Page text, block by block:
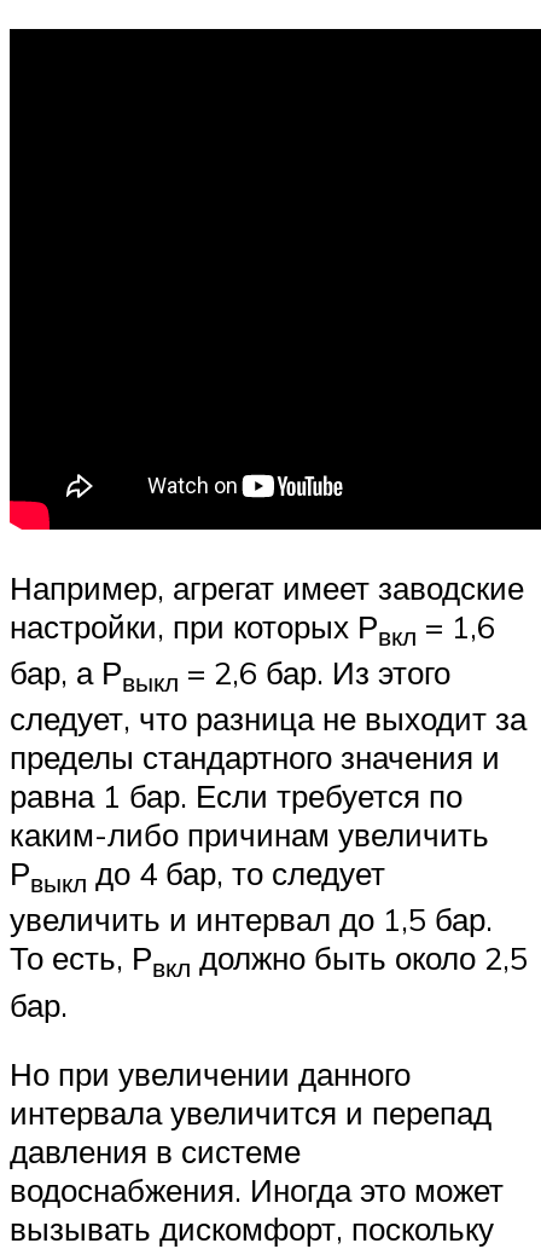
Например, агрегат имеет заводские
настройки, при которых Рвкл = 1,6
бар, а Рвыкл = 2,6 бар. Из этого
следует, что разница не выходит за
пределы стандартного значения и
равна 1 бар. Если требуется по
каким-либо причинам увеличить
Рвыкл до 4 бар, то следует
увеличить и интервал до 1,5 бар.
То есть, Рвкл должно быть около 2,5
бар.
Но при увеличении данного
интервала увеличится и перепад
давления в системе
водоснабжения. Иногда это может
вызывать дискомфорт, поскольку